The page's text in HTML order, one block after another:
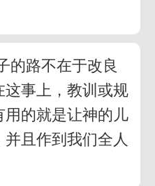
的路不在于改良
这事上，教训或规
的就是让神的儿
且作到我们全人